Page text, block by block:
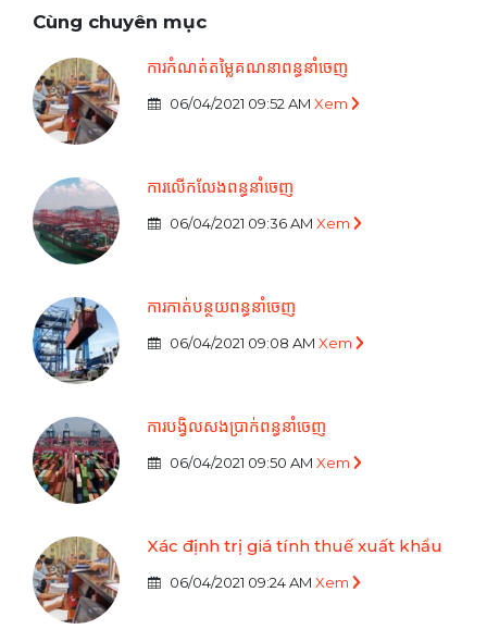
Cùng chuyên mục
ការកំណត់តម្លៃគណនាពន្ធនាំចេញ
06/04/2021 09:52 AM Xem
ការលើកលែងពន្ធនាំចេញ
06/04/2021 09:36 AM Xem
ការកាត់បន្ថយពន្ធនាំចេញ
06/04/2021 09:08 AM Xem
ការបង្វិលសងប្រាក់ពន្ធនាំចេញ
06/04/2021 09:50 AM Xem
Xác định trị giá tính thuế xuất khẩu
06/04/2021 09:24 AM Xem